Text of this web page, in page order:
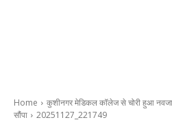
Home
कुशीनगर मेडिकल कॉलेज से चोरी हुआ
सौंपा
20251127_221749